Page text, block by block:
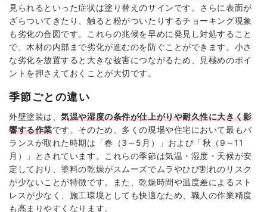
見られるといった症状は塗り替えのサインです。さらに表面が
ざらついてきたり、触ると粉がついたりするチョーキング現象
も劣化の合図です。これらの兆候を早めに発見し対処すること
で、木材の内部まで劣化が進むのを防ぐことができます。小さ
な劣化を放置すると大きな被害につながるため、見極めのポイ
ントを押さえておくことが大切です。
季節ごとの違い
外壁塗装は、気温や湿度の条件が仕上がりや耐久性に大きく影
響する作業です。そのため、多くの現場や住宅において最もバ
ランスが取れた時期は「春（3～5月）」および「秋（9～11
月）」とされています。これらの季節は気温・湿度・天候が安
定しており、塗料の乾燥がスムーズでムラやひび割れのリスク
が少ないことが特徴です。また、乾燥時間や温度差によるスト
レスが少なく、施工環境としても快適なため、職人の作業精度
も高まりやすくなります。